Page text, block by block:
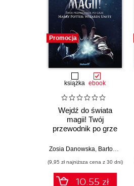
Promocja
książka ebook
Wejdź do świata
magii! Twój
przewodnik po grze
Unite
Zosia Danowska Bartosz Danowski
(9,95 zł najniższa cena z 30 dni)
10.55 zł